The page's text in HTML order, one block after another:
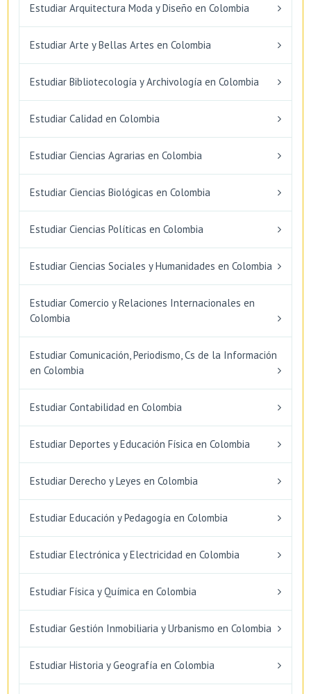
Estudiar Arquitectura Moda y Diseño en Colombia
Estudiar Arte y Bellas Artes en Colombia
Estudiar Bibliotecología y Archivología en Colombia
Estudiar Calidad en Colombia
Estudiar Ciencias Agrarias en Colombia
Estudiar Ciencias Biológicas en Colombia
Estudiar Ciencias Políticas en Colombia
Estudiar Ciencias Sociales y Humanidades en Colombia
Estudiar Comercio y Relaciones Internacionales en
Colombia
Estudiar Comunicación, Periodismo, Cs de la Información
en Colombia
Estudiar Contabilidad en Colombia
Estudiar Deportes y Educación Física en Colombia
Estudiar Derecho y Leyes en Colombia
Estudiar Educación y Pedagogía en Colombia
Estudiar Electrónica y Electricidad en Colombia
Estudiar Física y Química en Colombia
Estudiar Gestión Inmobiliaria y Urbanismo en Colombia
Estudiar Historia y Geografía en Colombia